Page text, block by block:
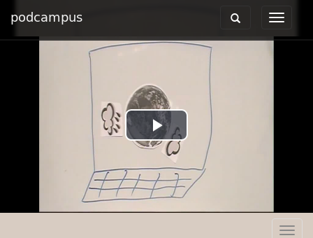
podcampus
Toggle
Toggle
Play
Video